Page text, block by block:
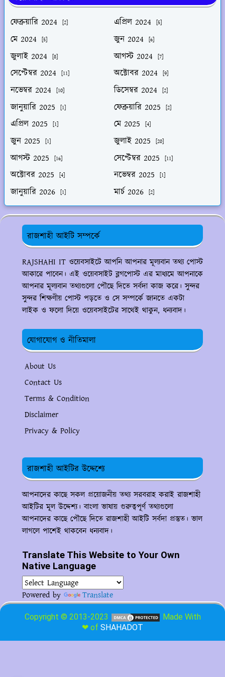
ফেব্রুয়ারি 2024
[2] এপ্রিল 2024 [5]
মে 2024 [5] জুন 2024 [6]
জুলাই 2024 [8] আগস্ট 2024 [7]
সেপ্টেম্বর 2024 [11] অক্টোবর 2024 [9]
নভেম্বর 2024 [10] ডিসেম্বর 2024 [2]
জানুয়ারি 2025 [1] ফেব্রুয়ারি 2025 [2]
এপ্রিল 2025 [1] মে 2025 [4]
জুন 2025 [1] জুলাই 2025 [20]
আগস্ট 2025 [16] সেপ্টেম্বর 2025 [11]
অক্টোবর 2025 [4] নভেম্বর 2025 [1]
জানুয়ারি 2026 [1] মার্চ 2026 [2]
রাজশাহী আইটি সম্পর্কে
RAJSHAHI IT ওয়েবসাইটে আপনি আপনার মূল্যবান তথ্য পোস্ট
আকারে পাবেন। এই ওয়েবসাইট ব্লগপোস্ট এর মাধ্যমে আপনাকে
আপনার মূল্যবান তথ্যগুলো পৌছে দিতে সর্বদা কাজ করে। সুন্দর
সুন্দর শিক্ষণীয় পোস্ট পড়তে ও সে সম্পর্কে জানতে একটা
লাইক ও ফলো দিয়ে ওয়েবসাইটের সাথেই থাকুন, ধন্যবাদ।
যোগাযোগ ও নীতিমালা
About Us
Contact Us
Terms & Condition
Disclaimer
Privacy & Policy
রাজশাহী আইটির উদ্দেশ্যে
আপনাদের কাছে সকল প্রয়োজনীয় তথ্য সরবরাহ করাই রাজশাহী
আইটির মূল উদ্দেশ্য। বাংলা ভাষায় গুরুত্বপূর্ণ তথ্যগুলো
আপনাদের কাছে পৌছে দিতে রাজশাহী আইটি সর্বদা প্রস্তুত। ভাল
লাগলে পাশেই থাকবেন ধন্যবাদ।
Translate This Website to Your Own
Native Language
Powered by Translate
Copyright © 2013-2023
Made With
❤ of SHAHADOT